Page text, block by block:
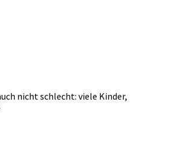
nicht schlecht: viele Kinder,